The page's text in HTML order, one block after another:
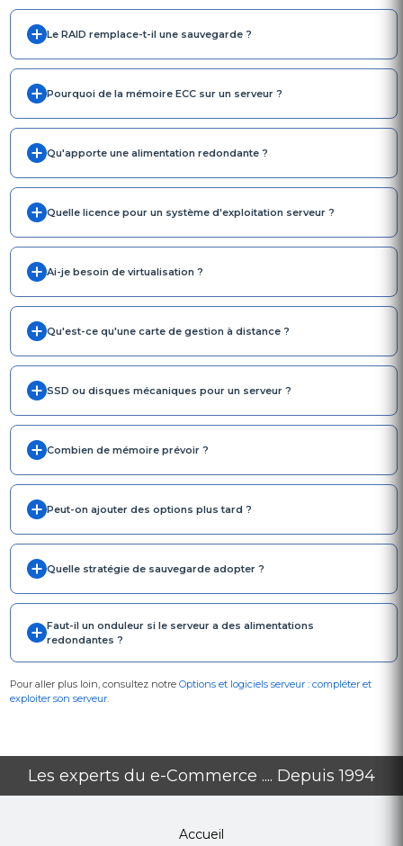
Le RAID remplace-t-il une sauvegarde ?
Pourquoi de la mémoire ECC sur un serveur ?
Qu'apporte une alimentation redondante ?
Quelle licence pour un système d'exploitation serveur ?
Ai-je besoin de virtualisation ?
Qu'est-ce qu'une carte de gestion à distance ?
SSD ou disques mécaniques pour un serveur ?
Combien de mémoire prévoir ?
Peut-on ajouter des options plus tard ?
Quelle stratégie de sauvegarde adopter ?
Faut-il un onduleur si le serveur a des alimentations
redondantes ?
Pour aller plus loin, consultez notre Options et logiciels serveur : compléter et
exploiter son serveur.
Les experts du e-Commerce .... Depuis 1994
Accueil